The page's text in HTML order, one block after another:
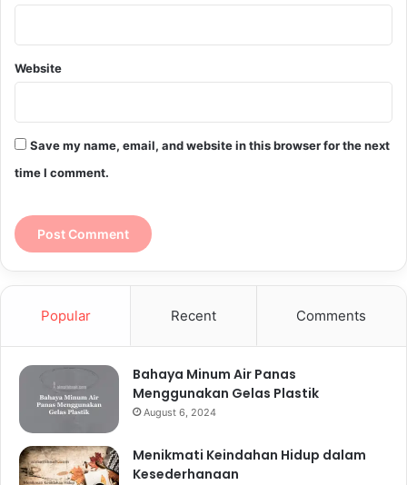
Website
Save my name, email, and website in this browser for the next
time I comment.
Popular Recent Comments
Bahaya Minum Air Panas
Menggunakan Gelas Plastik
August 6, 2024
Menikmati Keindahan Hidup dalam
Kesederhanaan